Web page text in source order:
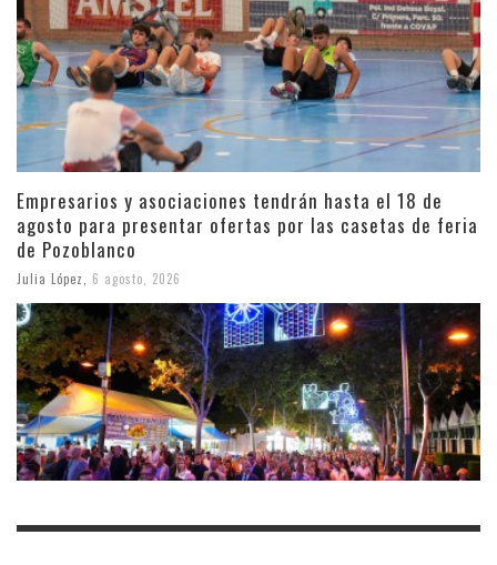
Empresarios y asociaciones tendrán hasta el 18 de
agosto para presentar ofertas por las casetas de feria
de Pozoblanco
Julia López 6 agosto, 2026